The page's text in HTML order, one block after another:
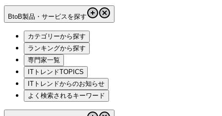
BtoB製品・サービスを探す
カテゴリーから探す
ランキングから探す
専門家一覧
ITトレンドTOPICS
ITトレンドからのお知らせ
よく検索されるキーワード